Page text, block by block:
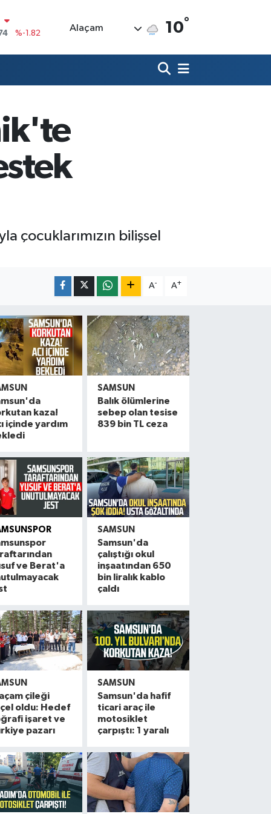
%0.02
%0.18
%0
Alaçam 10°
çocuklarımızın bilişsel
A- A+
kaza!
içinde yardım
SAMSUN
Balık ölümlerine
sebep olan tesise
839 bin TL ceza
ve Berat'a
SAMSUN
Samsun'da
çalıştığı okul
inşaatından 650
bin liralık kablo
çaldı
çileği
oldu: Hedef
işaret ve
pazarı
SAMSUN
Samsun'da hafif
ticari araç ile
motosiklet
çarpıştı: 1 yaralı